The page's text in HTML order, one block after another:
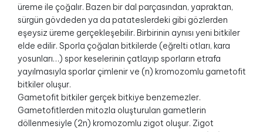
üreme ile çoğalır. Bazen bir dal parçasından, yapraktan,
sürgün gövdeden ya da patateslerdeki gibi gözlerden
eşeysiz üreme gerçekleşebilir. Birbirinin aynısı yeni bitkiler
elde edilir. Sporla çoğalan bitkilerde (eğrelti otları, kara
yosunları…) spor keselerinin çatlayıp sporların etrafa
yayılmasıyla sporlar çimlenir ve (n) kromozomlu gametofit
bitkiler oluşur.
Gametofit bitkiler gerçek bitkiye benzemezler.
Gametofitlerden mitozla oluşturulan gametlerin
döllenmesiyle (2n) kromozomlu zigot oluşur. Zigot